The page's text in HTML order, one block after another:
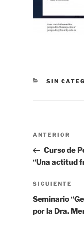
SIN
Navegación
entradas
Entrada
anterior
ANTERIOR
Curso de
“Una actitud
Siguiente
entrada
SIGUIENTE
Seminario
por la Dra.